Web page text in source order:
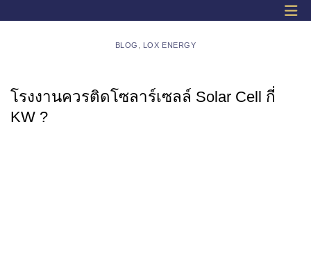
BLOG LOX ENERGY
โรงงานควรติดโซลาร์เซลล์ Solar Cell กี่
KW ?